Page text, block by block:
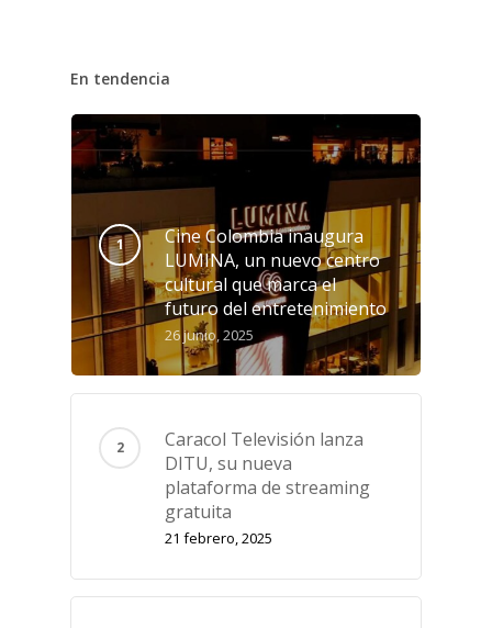
En tendencia
Cine Colombia inaugura
LUMINA, un nuevo centro
cultural que marca el
futuro del entretenimiento
26 junio, 2025
Caracol Televisión lanza
DITU, su nueva
plataforma de streaming
gratuita
21 febrero, 2025